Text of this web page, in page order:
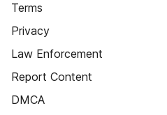
Terms
Privacy
Law Enforcement
Report Content
DMCA